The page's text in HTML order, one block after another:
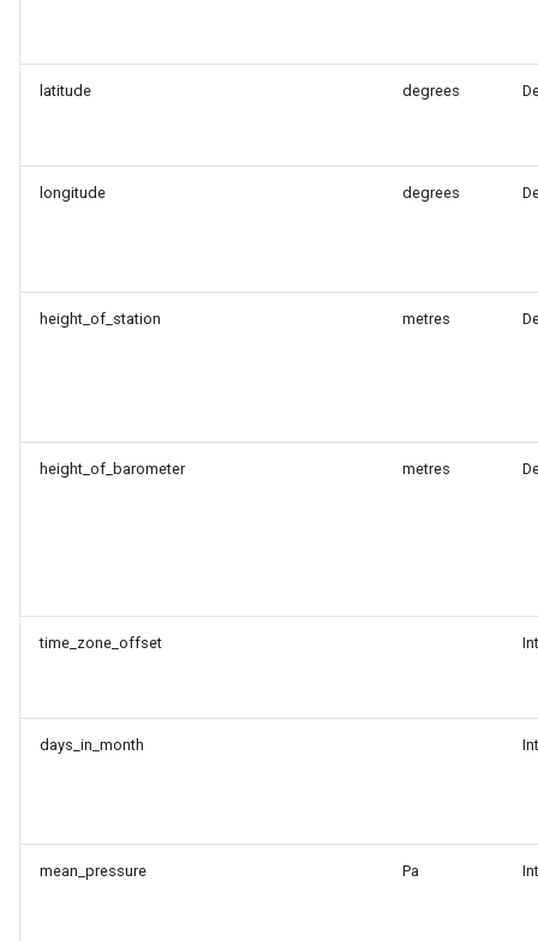
latitude degrees
longitude degrees
height_of_station metres
height_of_barometer metres
time_zone_offset
days_in_month
mean_pressure Pa